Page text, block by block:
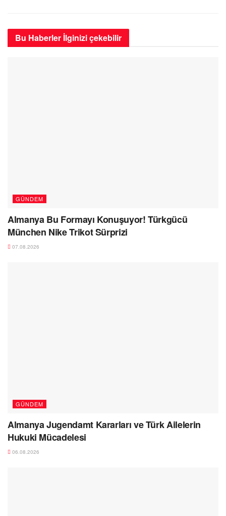
Bu Haberler İlginizi çekebilir
GÜNDEM
Almanya Bu Formayı Konuşuyor! Türkgücü
München Nike Trikot Sürprizi
07.08.2026
GÜNDEM
Almanya Jugendamt Kararları ve Türk Ailelerin
Hukuki Mücadelesi
06.08.2026